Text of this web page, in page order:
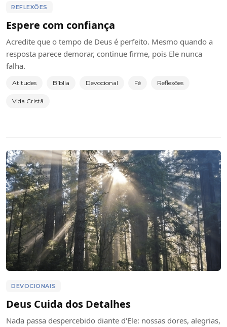
REFLEXÕES
Espere com confiança
Acredite que o tempo de Deus é perfeito. Mesmo quando a
resposta parece demorar, continue firme, pois Ele nunca
falha.
Atitudes Bíblia Devocional Fé Reflexões
Vida Cristã
DEVOCIONAIS
Deus Cuida dos Detalhes
Nada passa despercebido diante d'Ele: nossas dores, alegrias,